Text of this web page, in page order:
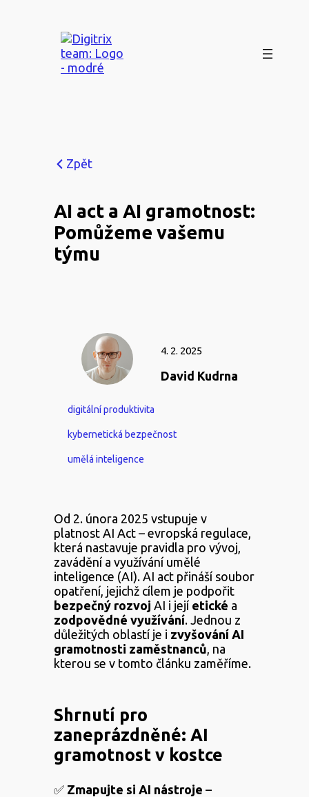
Zpět
AI act a AI gramotnost:
Pomůžeme vašemu
týmu
4. 2. 2025
David Kudrna
digitální produktivita
kybernetická bezpečnost
umělá inteligence
Od 2. února 2025 vstupuje v
platnost AI Act – evropská regulace,
která nastavuje pravidla pro vývoj,
zavádění a využívání umělé
inteligence (AI). AI act přináší soubor
opatření, jejichž cílem je podpořit
bezpečný rozvoj AI i její etické a
zodpovědné využívání. Jednou z
důležitých oblastí je i zvyšování AI
gramotnosti zaměstnanců , na
kterou se v tomto článku zaměříme.
Shrnutí pro
zaneprázdněné: AI
gramotnost v kostce
✅ Zmapujte si AI nástroje –